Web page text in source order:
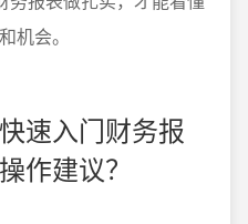
机会。
速入门财务报
作建议？